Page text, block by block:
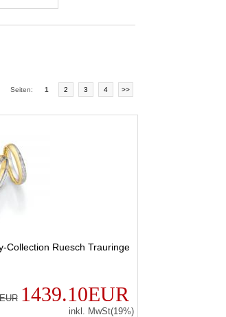
Seiten: 1 2 3 4 >>
Collection Ruesch Trauringe
1439.10EUR
inkl. MwSt(19%)